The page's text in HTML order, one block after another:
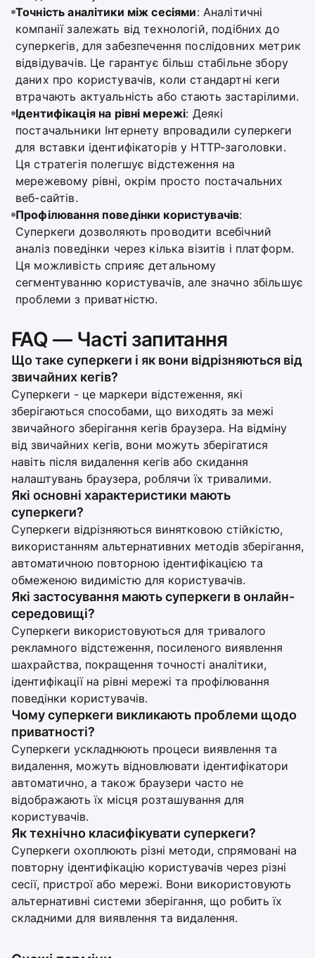
Точність аналітики між сесіями: Аналітичні
компанії залежать від технологій, подібних до
суперкегів, для забезпечення послідовних метрик
відвідувачів. Це гарантує більш стабільне збору
даних про користувачів, коли стандартні кеги
втрачають актуальність або стають застарілими.
Ідентифікація на рівні мережі: Деякі
постачальники Інтернету впровадили суперкеги
для вставки ідентифікаторів у HTTP-заголовки.
Ця стратегія полегшує відстеження на
мережевому рівні, окрім просто постачальних
веб-сайтів.
Профілювання поведінки користувачів:
Суперкеги дозволяють проводити всебічний
аналіз поведінки через кілька візитів і платформ.
Ця можливість сприяє детальному
сегментуванню користувачів, але значно збільшує
проблеми з приватністю.
FAQ — Часті запитання
Що таке суперкеги і як вони відрізняються від
звичайних кегів?
Суперкеги - це маркери відстеження, які
зберігаються способами, що виходять за межі
звичайного зберігання кегів браузера. На відміну
від звичайних кегів, вони можуть зберігатися
навіть після видалення кегів або скидання
налаштувань браузера, роблячи їх тривалими.
Які основні характеристики мають
суперкеги?
Суперкеги відрізняються винятковою стійкістю,
використанням альтернативних методів зберігання,
автоматичною повторною ідентифікацією та
обмеженою видимістю для користувачів.
Які застосування мають суперкеги в онлайн-
середовищі?
Суперкеги використовуються для тривалого
рекламного відстеження, посиленого виявлення
шахрайства, покращення точності аналітики,
ідентифікації на рівні мережі та профілювання
поведінки користувачів.
Чому суперкеги викликають проблеми щодо
приватності?
Суперкеги ускладнюють процеси виявлення та
видалення, можуть відновлювати ідентифікатори
автоматично, а також браузери часто не
відображають їх місця розташування для
користувачів.
Як технічно класифікувати суперкеги?
Суперкеги охоплюють різні методи, спрямовані на
повторну ідентифікацію користувачів через різні
сесії, пристрої або мережі. Вони використовують
альтернативні системи зберігання, що робить їх
складними для виявлення та видалення.